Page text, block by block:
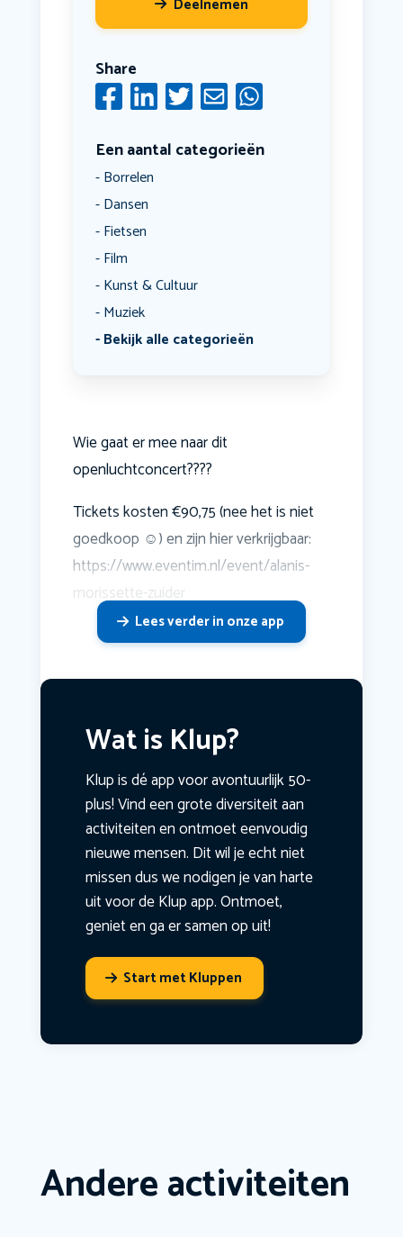
Deelnemen
Share
Een aantal categorieën
Borrelen
Dansen
Fietsen
Film
Kunst & Cultuur
Muziek
Bekijk alle categorieën
Wie gaat er mee naar dit
openluchtconcert????
Tickets kosten €90,75 (nee het is niet
goedkoop ☺️) en zijn hier verkrijgbaar:
https://www.eventim.nl/event/alanis-
morissette-zuider
Lees verder in onze app
Wat is Klup?
Klup is dé app voor avontuurlijk 50-
plus! Vind een grote diversiteit aan
activiteiten en ontmoet eenvoudig
nieuwe mensen. Dit wil je echt niet
missen dus we nodigen je van harte
uit voor de Klup app. Ontmoet,
geniet en ga er samen op uit!
Start met Kluppen
Andere activiteiten